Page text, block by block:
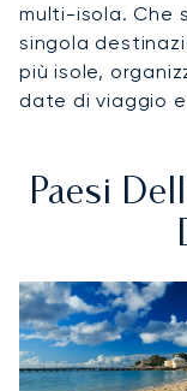
multi-isola. Che
singola
più isole,
date di viaggio
Paesi